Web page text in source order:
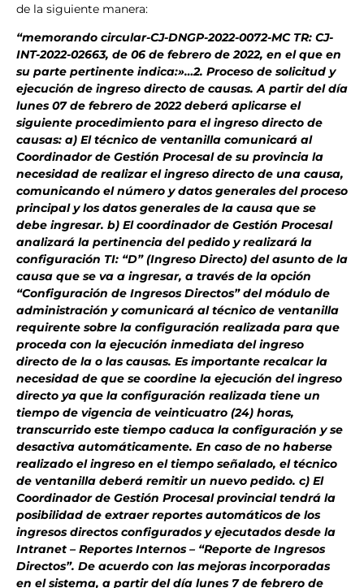
de la siguiente manera:
“memorando circular-CJ-DNGP-2022-0072-MC TR: CJ-
INT-2022-02663, de 06 de febrero de 2022, en el que en
su parte pertinente indica:»…2. Proceso de solicitud y
ejecución de ingreso directo de causas. A partir del día
lunes 07 de febrero de 2022 deberá aplicarse el
siguiente procedimiento para el ingreso directo de
causas: a) El técnico de ventanilla comunicará al
Coordinador de Gestión Procesal de su provincia la
necesidad de realizar el ingreso directo de una causa,
comunicando el número y datos generales del proceso
principal y los datos generales de la causa que se
debe ingresar. b) El coordinador de Gestión Procesal
analizará la pertinencia del pedido y realizará la
configuración TI: “D” (Ingreso Directo) del asunto de la
causa que se va a ingresar, a través de la opción
“Configuración de Ingresos Directos” del módulo de
administración y comunicará al técnico de ventanilla
requirente sobre la configuración realizada para que
proceda con la ejecución inmediata del ingreso
directo de la o las causas. Es importante recalcar la
necesidad de que se coordine la ejecución del ingreso
directo ya que la configuración realizada tiene un
tiempo de vigencia de veinticuatro (24) horas,
transcurrido este tiempo caduca la configuración y se
desactiva automáticamente. En caso de no haberse
realizado el ingreso en el tiempo señalado, el técnico
de ventanilla deberá remitir un nuevo pedido. c) El
Coordinador de Gestión Procesal provincial tendrá la
posibilidad de extraer reportes automáticos de los
ingresos directos configurados y ejecutados desde la
Intranet – Reportes Internos – “Reporte de Ingresos
Directos”. De acuerdo con las mejoras incorporadas
en el sistema, a partir del día lunes 7 de febrero de